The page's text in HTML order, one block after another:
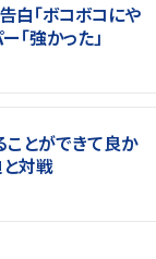
白「ボコボコにや
「強かった」
ことができて良か
対戦